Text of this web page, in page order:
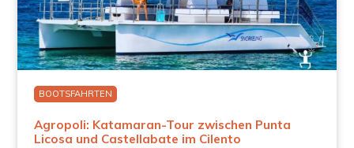
BOOTSFAHRTEN
Agropoli: Katamaran-Tour zwischen Punta
Licosa und Castellabate im Cilento